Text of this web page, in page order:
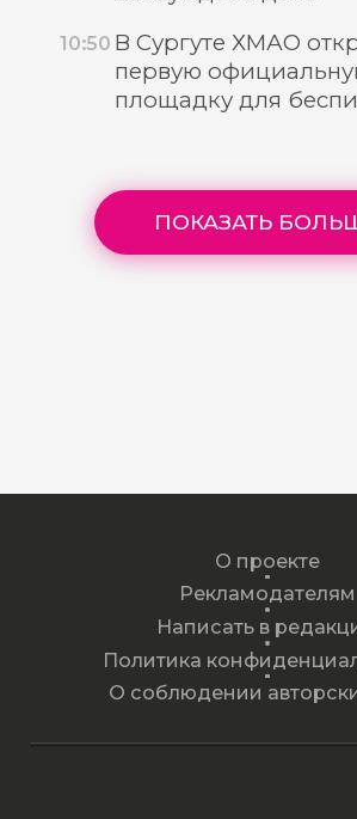
10:50 В Сургуте ХМАО
первую
площадку для
ПОКАЗАТЬ
О проекте
Рекламодателям
Написать в
Политика
О соблюдении